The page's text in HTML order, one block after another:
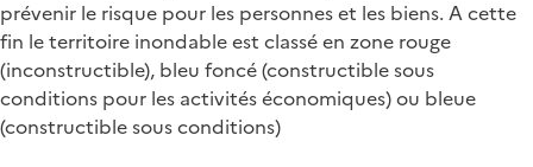
prévenir le risque pour les personnes et les biens. A cette
fin le territoire inondable est classé en zone rouge
(inconstructible), bleu foncé (constructible sous
conditions pour les activités économiques) ou bleue
(constructible sous conditions)